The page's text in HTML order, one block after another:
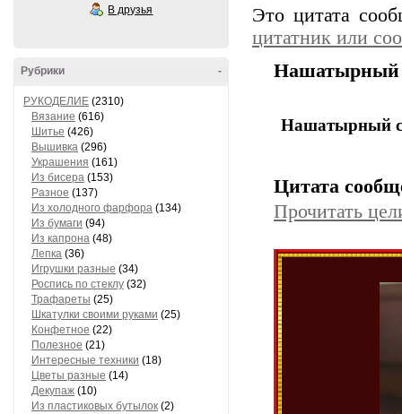
В друзья
-
Рубрики
РУКОДЕЛИЕ (2310)
Вязание (616)
Шитье (426)
Вышивка (296)
Украшения (161)
Из бисера (153)
Разное (137)
Из холодного фарфора (134)
Из бумаги (94)
Из капрона (48)
Лепка (36)
Игрушки разные (34)
Роспись по стеклу (32)
Трафареты (25)
Шкатулки своими руками (25)
Конфетное (22)
Полезное (21)
Интересные техники (18)
Цветы разные (14)
Декупаж (10)
Из пластиковых бутылок (2)
Это цитата
цитатник или
Нашатырный
Нашатырный
Цитата
Прочитать